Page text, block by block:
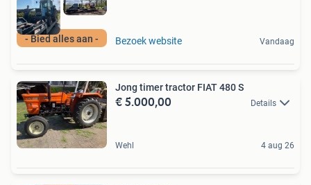
- Bied alles aan - Bezoek website Vandaag
Jong timer tractor FIAT 480 S
€ 5.000,00 Details
Wehl 4 aug 26